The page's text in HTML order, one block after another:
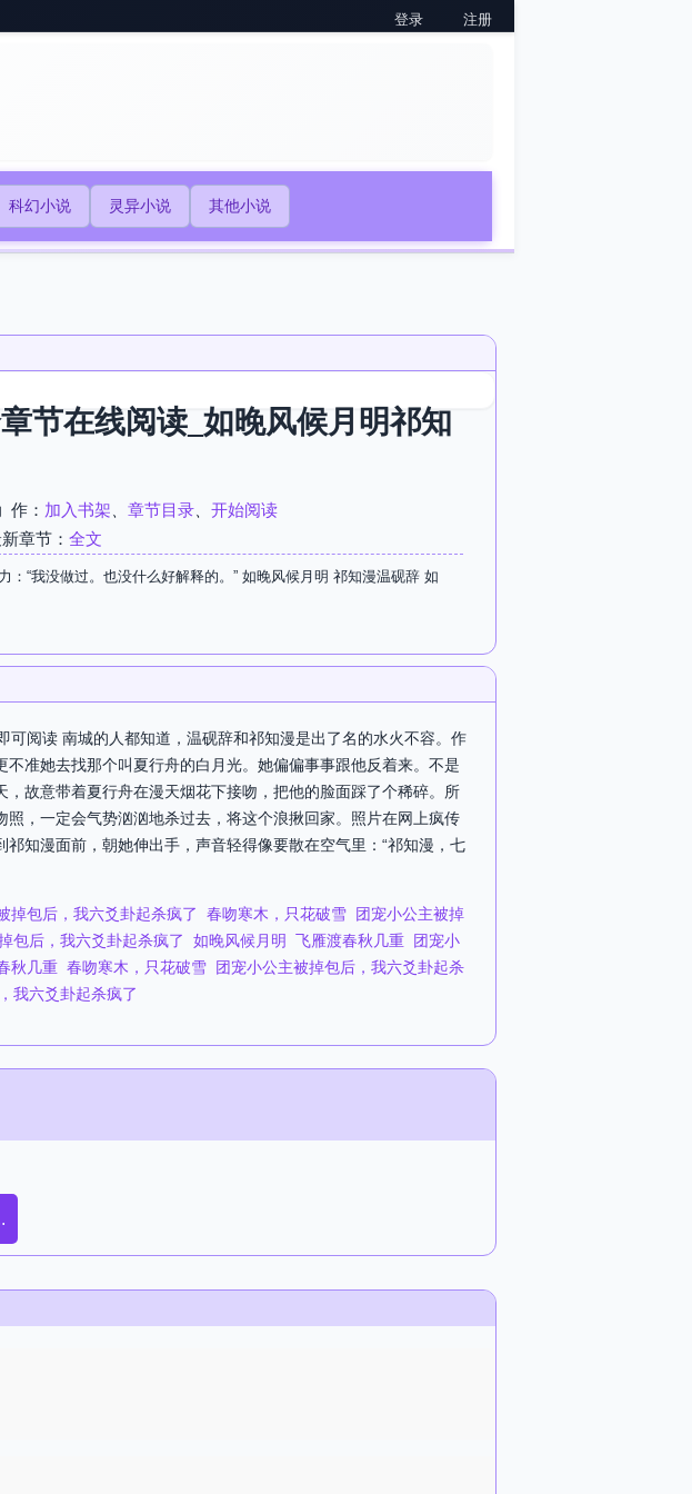
登录 注册
科幻小说 灵异小说 其他小说
节在线阅读_如晚风候月明祁知
作： 加入书架 章节目录
开始阅读
章节： 全文
“我没做过。也没什么好解释的。” 如晚风候月明 祁知漫温砚辞 如
阅读 南城的人都知道，温砚辞和祁知漫是出了名的水火不容。作
准她去找那个叫夏行舟的白月光。她偏偏事事跟他反着来。不是
故意带着夏行舟在漫天烟花下接吻，把他的脸面踩了个稀碎。所
，一定会气势汹汹地杀过去，将这个浪揪回家。照片在网上疯传
知漫面前，朝她伸出手，声音轻得像要散在空气里：“祁知漫，七
掉包后，我六爻卦起杀疯了 春吻寒木，只花破雪 团宠小公主被掉
包后，我六爻卦起杀疯了 如晚风候月明 飞雁渡春秋几重 团宠小
秋几重 春吻寒木，只花破雪 团宠小公主被掉包后，我六爻卦起杀
我六爻卦起杀疯了